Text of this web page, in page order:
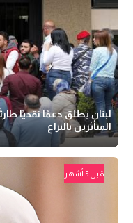
لبنان يطلق دعمًا نقديًا
المتأثرين بالنزاع
قبل 5 أشهر